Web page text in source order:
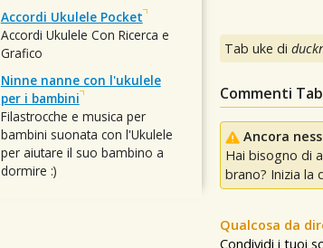
Tab uke di
Commenti
Ancora
Hai bisogno di
brano? Inizia la
Qualcosa da
Condividi i tuoi
Accordi Ukulele Pocket
Accordi Ukulele Con Ricerca e
Grafico
Ninne nanne con l'ukulele
per i bambini
Filastrocche e musica per
bambini suonata con l'Ukulele
per aiutare il suo bambino a
dormire :)